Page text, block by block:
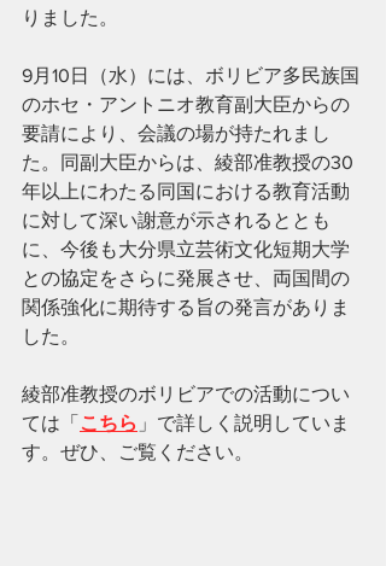
りました。
9月10日（水）には、ボリビア多民族国
のホセ・アントニオ教育副大臣からの
要請により、会議の場が持たれまし
た。同副大臣からは、綾部准教授の30
年以上にわたる同国における教育活動
に対して深い謝意が示されるととも
に、今後も大分県立芸術文化短期大学
との協定をさらに発展させ、両国間の
関係強化に期待する旨の発言がありま
した。
綾部准教授のボリビアでの活動につい
ては「 こちら 」で詳しく説明していま
す。ぜひ、ご覧ください。